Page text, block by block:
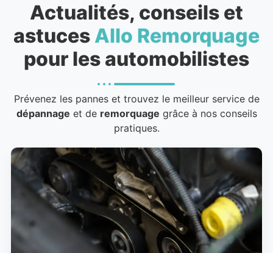
Actualités, conseils et
astuces Allo Remorquage
pour les automobilistes
Prévenez les pannes et trouvez le meilleur service de
dépannage et de remorquage grâce à nos conseils
pratiques.